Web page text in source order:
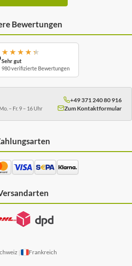
Bewertungen
★ ★ ★ ★ ★
Sehr gut
980 verifizierte Bewertungen
– Fr. 9 – 16 Uhr
+49 371 240 80 916
Zum Kontaktformular
| Frankreich